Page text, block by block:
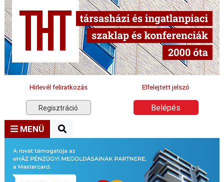
Hírlevél feliratkozás Elfelejtett jelszó
Regisztráció Belépés
MENÜ